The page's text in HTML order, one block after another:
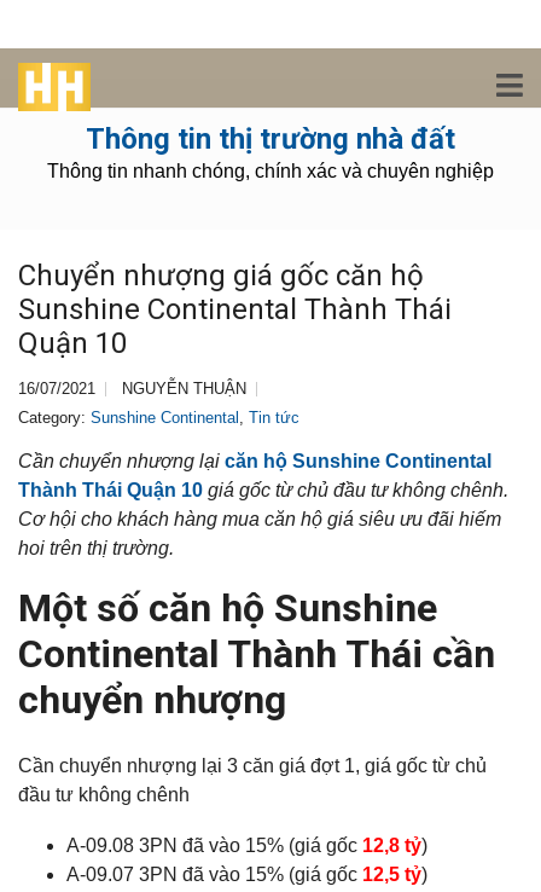
Thông tin thị trường nhà đất
Thông tin nhanh chóng, chính xác và chuyên nghiệp
Chuyển nhượng giá gốc căn hộ
Sunshine Continental Thành Thái
Quận 10
16/07/2021
NGUYỄN THUẬN
Category: Sunshine Continental , Tin tức
Cần chuyển nhượng lại căn hộ Sunshine Continental
Thành Thái Quận 10 giá gốc từ chủ đầu tư không chênh.
Cơ hội cho khách hàng mua căn hộ giá siêu ưu đãi hiếm
hoi trên thị trường.
Một số căn hộ Sunshine
Continental Thành Thái cần
chuyển nhượng
Cần chuyển nhượng lại 3 căn giá đợt 1, giá gốc từ chủ
đầu tư không chênh
A-09.08 3PN đã vào 15% (giá gốc 12,8 tỷ)
A-09.07 3PN đã vào 15% (giá gốc 12,5 tỷ)